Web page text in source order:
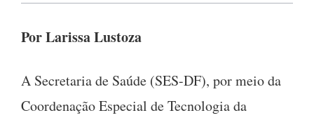
Por Larissa Lustoza
A Secretaria de Saúde (SES-DF), por meio da
Coordenação Especial de Tecnologia da